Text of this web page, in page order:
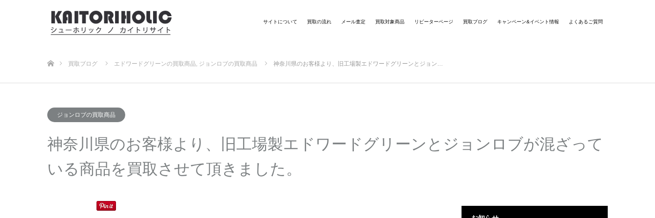
サイトについて 買取の流れ メール査定 買取対象商品 リピーターページ 買取ブログ キャンペーン&イベント情報 よくあるご質問
買取ブログ エドワードグリーンの買取商品, ジョンロブの買取商品 神奈川県のお客様より、旧工場製エドワードグリーンとジョン…
ジョンロブの買取商品
神奈川県のお客様より、旧工場製エドワードグリーンとジョンロブが混ざって
いる商品を買取させて頂きました。